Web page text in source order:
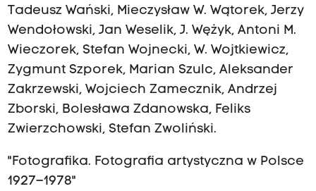
Tadeusz Wański, Mieczysław W. Wątorek, Jerzy
Wendołowski, Jan Weselik, J. Wężyk, Antoni M.
Wieczorek, Stefan Wojnecki, W. Wojtkiewicz,
Zygmunt Szporek, Marian Szulc, Aleksander
Zakrzewski, Wojciech Zamecznik, Andrzej
Zborski, Bolesława Zdanowska, Feliks
Zwierzchowski, Stefan Zwoliński.
"Fotografika. Fotografia artystyczna w Polsce
1927–1978"